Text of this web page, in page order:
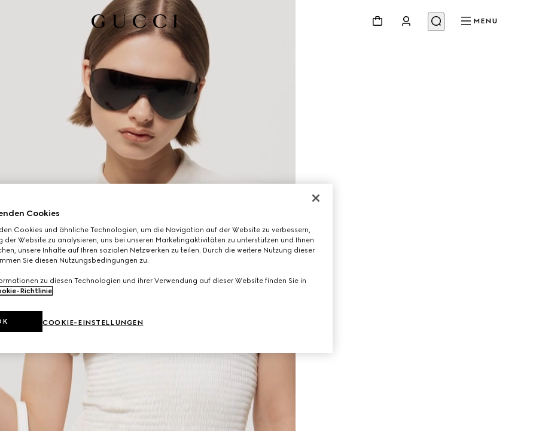
MENU
Cookies
Cookies und ähnliche Technologien, um die Navigation auf der Website zu verbessern,
der Website zu analysieren, uns bei unseren Marketingaktivitäten zu unterstützen und Ihnen
unsere Inhalte auf Ihren sozialen Netzwerken zu teilen. Durch die weitere Nutzung dieser
Sie diesen Nutzungsbedingungen zu.
zu diesen Technologien und ihrer Verwendung auf dieser Website finden Sie in
Richtlinie.
COOKIE-EINSTELLUNGEN